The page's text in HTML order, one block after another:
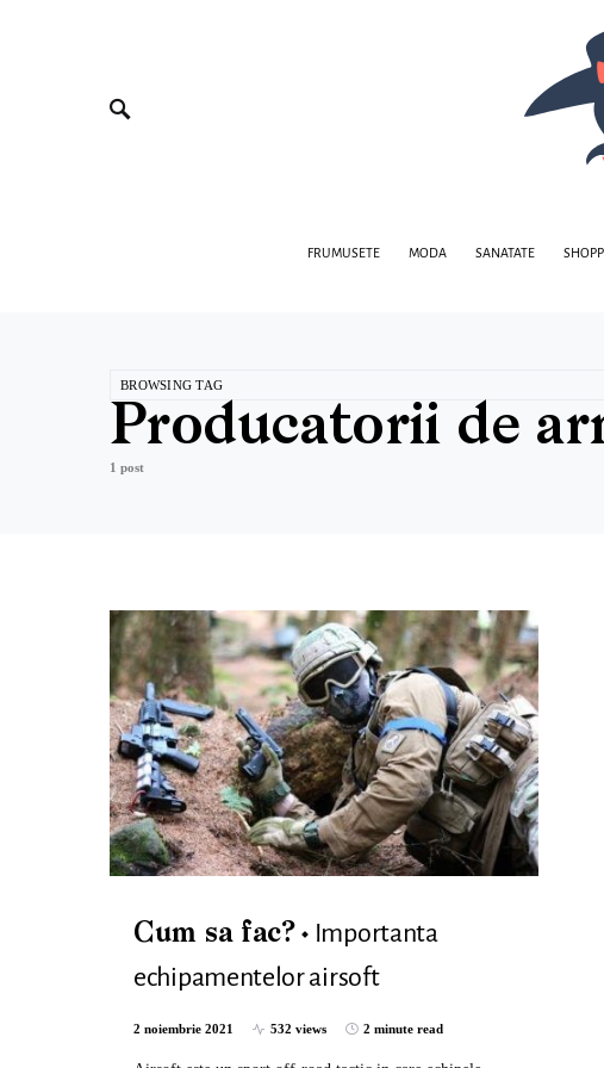
FRUMUSETE MODA SANATATE
BROWSING TAG
Producatorii de
1 post
Cum sa fac?
Importanta
echipamentelor airsoft
2 noiembrie 2021 532 views 2 minute read